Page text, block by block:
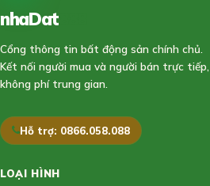
nhaDat
Cổng thông tin bất động sản chính chủ.
Kết nối người mua và người bán trực tiếp,
không phí trung gian.
Hỗ trợ: 0866.058.088
LOẠI HÌNH